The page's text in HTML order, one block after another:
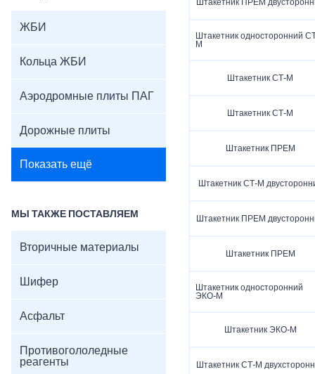
ЖБИ
Кольца ЖБИ
Аэродромные плиты ПАГ
Дорожные плиты
Показать ещё
МЫ ТАКЖЕ ПОСТАВЛЯЕМ
Вторичные материалы
Шифер
Асфальт
Противогололедные
реагенты
Штакетник ПРЕМ
Штакетник односторонний
М
Штакетник СТ-М
Штакетник СТ-М
Штакетник ПРЕМ
Штакетник СТ-М
Штакетник ПРЕМ
Штакетник ПРЕМ
Штакетник односторонний
ЭКО-М
Штакетник ЭКО-М
Штакетник СТ-М